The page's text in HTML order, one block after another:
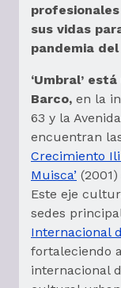
sus vidas
pandemia del
‘Umbral’
Barco, en la
63 y la
encuentran
Crecimiento
Muisca’
Este eje
sedes
Internacional
fortaleciendo
internacional